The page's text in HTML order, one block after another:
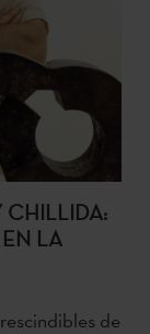
CHILLIDA:
LA
de